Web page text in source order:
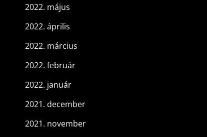
2022. május
2022. április
2022. március
2022. február
2022. január
2021. december
2021. november